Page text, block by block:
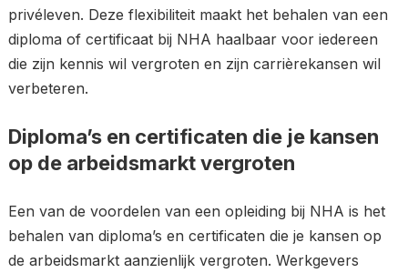
privéleven. Deze flexibiliteit maakt het behalen van een
diploma of certificaat bij NHA haalbaar voor iedereen
die zijn kennis wil vergroten en zijn carrièrekansen wil
verbeteren.
Diploma’s en certificaten die je kansen
op de arbeidsmarkt vergroten
Een van de voordelen van een opleiding bij NHA is het
behalen van diploma’s en certificaten die je kansen op
de arbeidsmarkt aanzienlijk vergroten. Werkgevers